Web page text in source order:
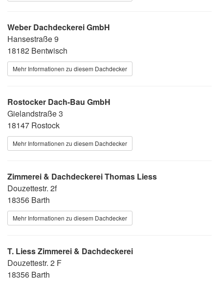
Weber Dachdeckerei GmbH
Hansestraße 9
18182 Bentwisch
Mehr Informationen zu diesem Dachdecker
Rostocker Dach-Bau GmbH
Gielandstraße 3
18147 Rostock
Mehr Informationen zu diesem Dachdecker
Zimmerei & Dachdeckerei Thomas Liess
Douzettestr. 2f
18356 Barth
Mehr Informationen zu diesem Dachdecker
T. Liess Zimmerei & Dachdeckerei
Douzettestr. 2 F
18356 Barth